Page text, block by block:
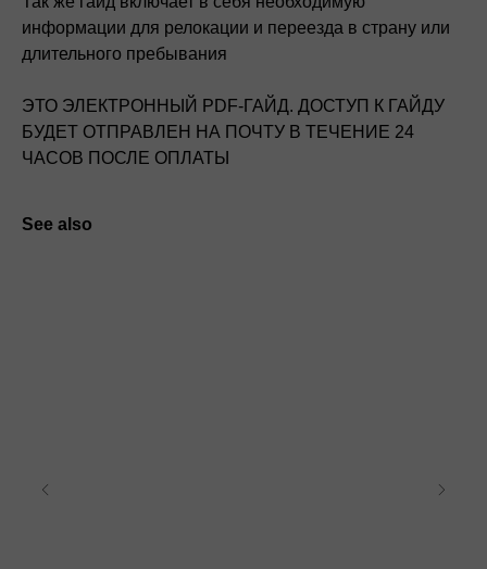
информации для релокации и переезда в страну или
длительного пребывания
ЭТО ЭЛЕКТРОННЫЙ PDF-ГАЙД. ДОСТУП К ГАЙДУ
БУДЕТ ОТПРАВЛЕН НА ПОЧТУ В ТЕЧЕНИЕ 24
ЧАСОВ ПОСЛЕ ОПЛАТЫ
See also